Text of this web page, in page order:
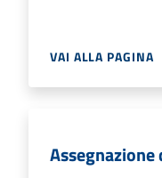
VAI ALLA PAGINA